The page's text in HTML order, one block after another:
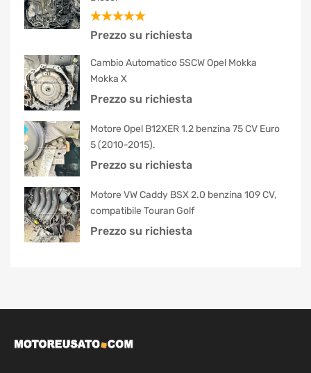
Valutato
Prezzo su richiesta
Cambio Automatico 5SCW Opel Mokka
Mokka X
Prezzo su richiesta
Motore Opel B12XER 1.2 benzina 75 CV Euro
5 (2010-2015).
Prezzo su richiesta
Motore VW Caddy BSX 2.0 benzina 109 CV,
compatibile Touran Golf
Prezzo su richiesta